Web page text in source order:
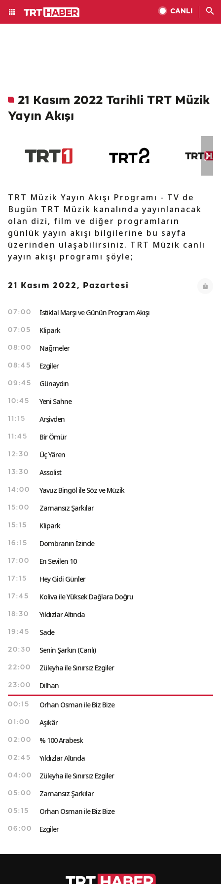
CANLI
21 Kasım 2022 Tarihli TRT Müzik
Yayın Akışı
TRT Müzik Yayın Akışı Programı - TV de
Bugün TRT Müzik kanalında yayınlanacak
olan dizi, film ve diğer programların
günlük yayın akışı bilgilerine bu sayfa
üzerinden ulaşabilirsiniz. TRT Müzik canlı
yayın akışı programı şöyle;
21 Kasım 2022, Pazartesi
07:00 İstiklal Marşı ve Günün Program Akışı
07:05 Klipark
08:00 Nağmeler
08:45 Ezgiler
09:45 Günaydın
10:45 Yeni Sahne
11:15 Arşivden
11:45 Bir Ömür
12:30 Üç Yâren
13:30 Assolist
14:00 Yavuz Bingöl ile Söz ve Müzik
15:00 Zamansız Şarkılar
15:15 Klipark
16:15 Dombranın İzinde
17:00 En Sevilen 10
17:15 Hey Gidi Günler
17:45 Koliva ile Yüksek Dağlara Doğru
18:30 Yıldızlar Altında
19:45 Sade
20:30 Senin Şarkın (Canlı)
22:00 Züleyha ile Sınırsız Ezgiler
23:00 Dilhan
00:15 Orhan Osman ile Biz Bize
01:00 Aşikâr
02:00 % 100 Arabesk
02:45 Yıldızlar Altında
04:00 Züleyha ile Sınırsız Ezgiler
05:00 Zamansız Şarkılar
05:15 Orhan Osman ile Biz Bize
06:00 Ezgiler